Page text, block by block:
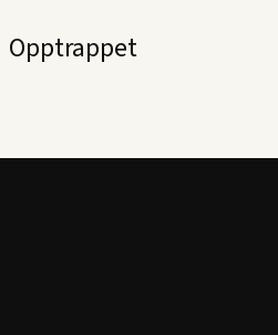
Opptrappet